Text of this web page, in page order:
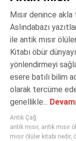
Mısır denince
Aslındabazı
ile antik mısır
Kitabı öbür
yönlendirmeyi
esere batılı bilim
olarak tercüme
genellikle...
Antik Çağ
antik mısır, antik mısır
mısır ölüler kitabı nedir,